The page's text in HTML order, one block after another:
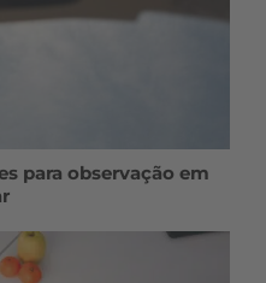
para observação em